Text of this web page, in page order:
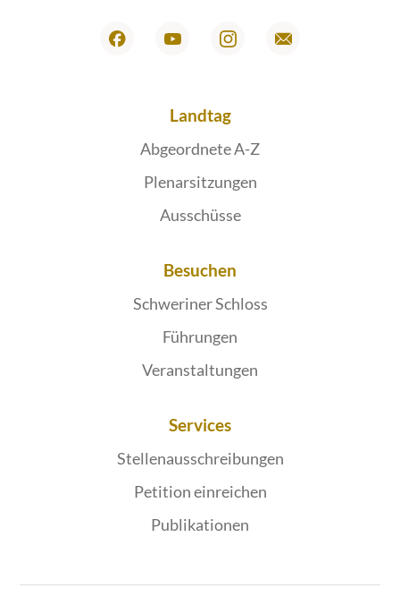
Landtag
Abgeordnete A-Z
Plenarsitzungen
Ausschüsse
Besuchen
Schweriner Schloss
Führungen
Veranstaltungen
Services
Stellenausschreibungen
Petition einreichen
Publikationen